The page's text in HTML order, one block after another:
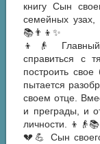
книгу Сын
семейных
📚👨‍👦✨
👦👴 Главный
справиться с
построить
пытается
своем отце.
и преграды, и
личности. 👦👴📚
💔💪 Сын